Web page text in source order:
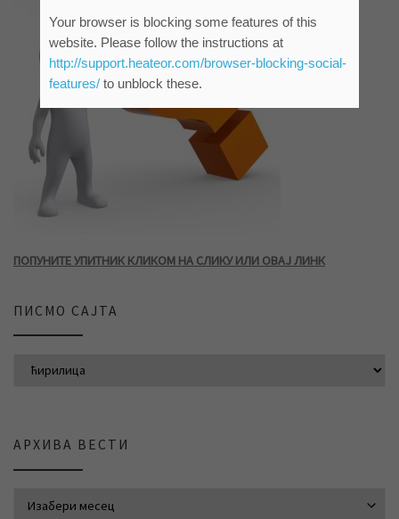
ПОПУНИТЕ УПИТНИК КЛИКОМ НА СЛИКУ ИЛИ ОВАЈ ЛИНК
ПИСМО САЈТА
АРХИВА ВЕСТИ
Your browser is blocking some features of this
website. Please follow the instructions at
http://support.heateor.com/browser-blocking-social-
features/to unblock these.